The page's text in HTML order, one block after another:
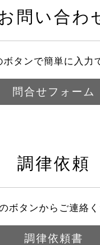
問い合わ
ボタンで簡単に入力
問合せフォーム
調律依頼
ボタンからご連絡
調律依頼書